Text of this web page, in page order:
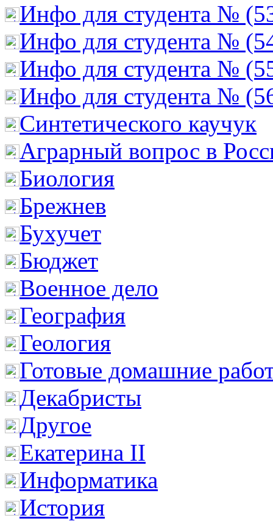
Инфо для студента №
Инфо для студента №
Инфо для студента №
Инфо для студента №
Cинтетического каучук
Аграрный вопрос в
Биология
Брежнев
Бухучет
Бюджет
Военное дело
География
Геология
Готовые домашние
Декабристы
Другое
Екатерина II
Информатика
История